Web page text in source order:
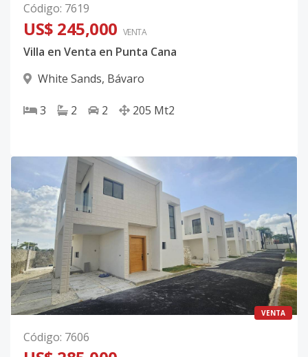
Código: 7619
US$ 245,000 VENTA
Villa en Venta en Punta Cana
White Sands, Bávaro
3 2 2 205 Mt2
VENTA
Código: 7606